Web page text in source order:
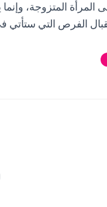
المتزوجة،
الفرص التي ستأتي